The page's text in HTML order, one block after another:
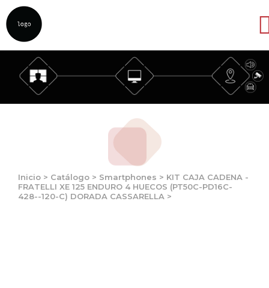
Inicio > Catálogo > Smartphones > KIT CAJA CADENA -
FRATELLI XE 125 ENDURO 4 HUECOS (PT50C-PD16C-
428--120-C) DORADA CASSARELLA >